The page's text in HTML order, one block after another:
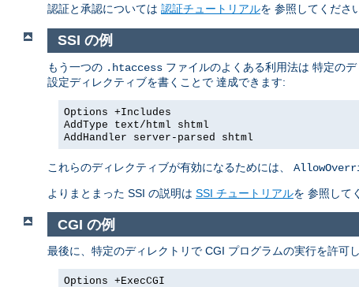
認証と承認については 認証チュートリアルを 参照してくださ
SSI の例
もう一つの .htaccess ファイルのよくある利用法は 特定の
設定ディレクティブを書くことで 達成できます:
Options +Includes
AddType text/html shtml
AddHandler server-parsed shtml
これらのディレクティブが有効になるためには、
よりまとまった SSI の説明は SSI チュートリアルを 参照して
CGI の例
最後に、特定のディレクトリで CGI プログラムの実行を許可
Options +ExecCGI